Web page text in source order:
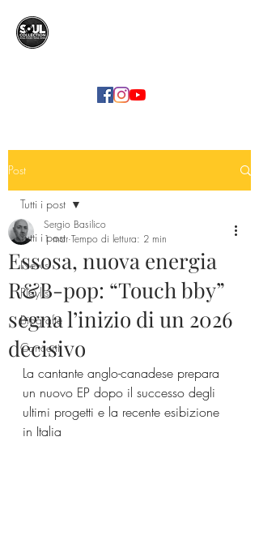
Post
Tutti i post
News
Playlist
Biografie
Concerti
Tutti i post
Essosa, nuova energia
R&B-pop: “Touch bby”
segna l’inizio di un 2026
decisivo
Sergio Basilico
1 mar Tempo di lettura: 2 min
La cantante anglo-canadese prepara
un nuovo EP dopo il successo degli
ultimi progetti e la recente esibizione
in Italia